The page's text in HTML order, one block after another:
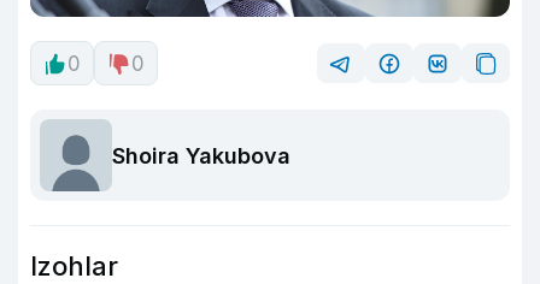
0 0
Shoira Yakubova
Izohlar